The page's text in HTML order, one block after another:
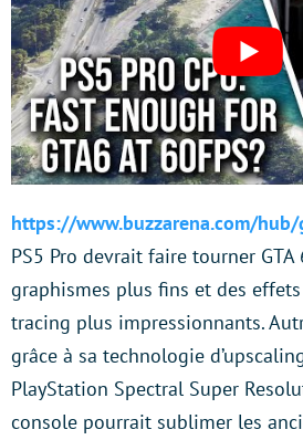
https://www.buzzarena.com/
PS5 Pro devrait faire tourner GTA
graphismes plus fins et des
tracing plus impressionnants.
grâce à sa technologie
PlayStation Spectral Super
console pourrait sublimer les